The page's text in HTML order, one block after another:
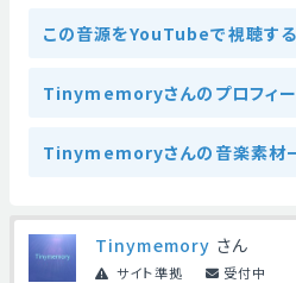
この音源をYouTubeで視聴する
Tinymemoryさんのプロフィ
Tinymemoryさんの音楽素材
Tinymemory さん
サイト準拠 受付中